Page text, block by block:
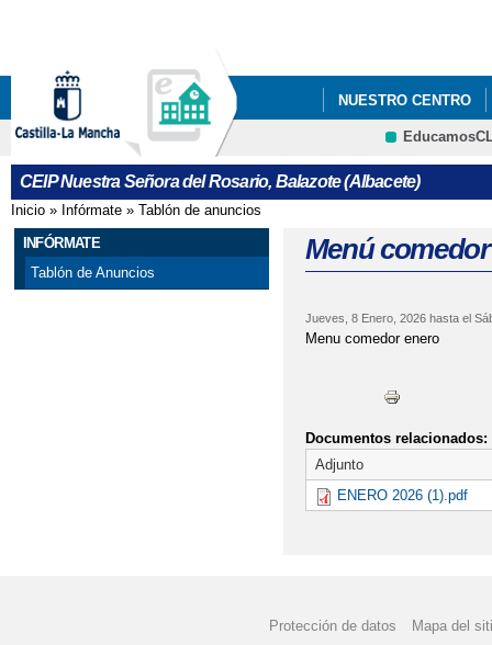
NUESTRO CENTRO
PLAN
CEIP Nuestra Señora del Rosario, Balazote (Albacete)
Se encuentra usted aquí
Inicio » Infórmate » Tablón de anuncios
INFÓRMATE
Tablón de Anuncios
Menú
Jueves, 8 Enero, 2026hasta el
Menu comedor enero
Documentos relacionados:
Adjunto
ENERO 2026 (1).pdf
Protección de datos Mapa del